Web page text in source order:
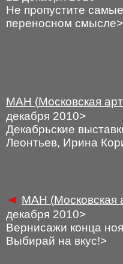
Не пропустите
переносном смысле>
МАН (Московская
декабря 2010>
Декабрьские
Леонтьев, Ирина
◄ МАН (Московская
декабря 2010>
Вернисажи конца
Выбирай на вкус!>